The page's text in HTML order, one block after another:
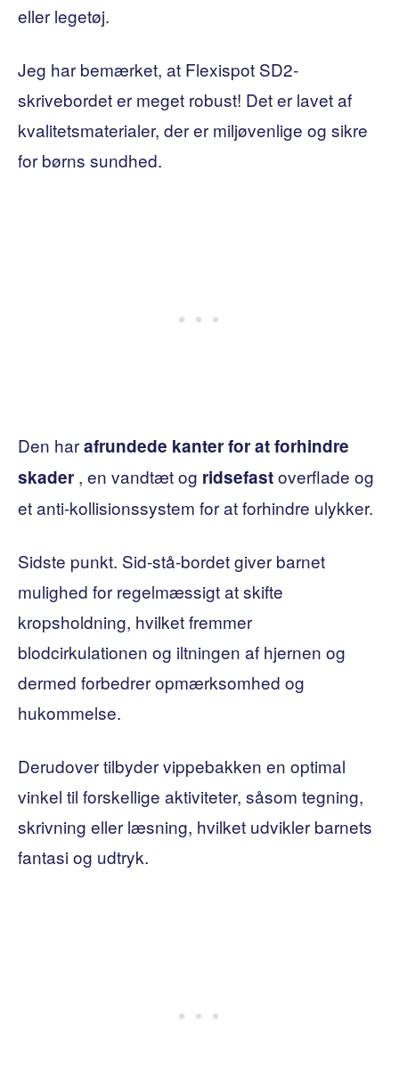
eller legetøj.
Jeg har bemærket, at Flexispot SD2-
skrivebordet er meget robust! Det er lavet af
kvalitetsmaterialer, der er miljøvenlige og sikre
for børns sundhed.
Den harafrundede kanter for at forhindre
skader , en vandtæt og ridsefastoverflade og
et anti-kollisionssystem for at forhindre ulykker.
Sidste punkt. Sid-stå-bordet giver barnet
mulighed for regelmæssigt at skifte
kropsholdning, hvilket fremmer
blodcirkulationen og iltningen af ​​hjernen og
dermed forbedrer opmærksomhed og
hukommelse.
Derudover tilbyder vippebakken en optimal
vinkel til forskellige aktiviteter, såsom tegning,
skrivning eller læsning, hvilket udvikler barnets
fantasi og udtryk.